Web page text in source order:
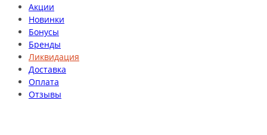
Акции
Новинки
Бонусы
Бренды
Ликвидация
Доставка
Оплата
Отзывы